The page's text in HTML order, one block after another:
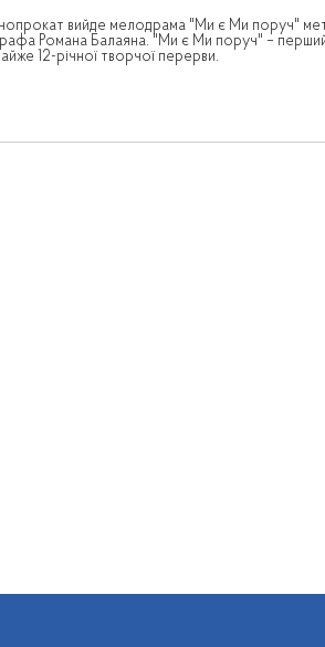
вийде мелодрама "Ми є Ми поруч"
Романа Балаяна. "Ми є Ми поруч" –
12-річної творчої перерви.